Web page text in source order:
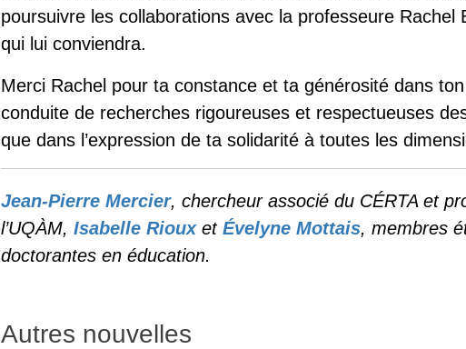
poursuivre les collaborations avec la professeure Rachel
qui lui conviendra.
Merci Rachel pour ta constance et ta générosité dans
conduite de recherches rigoureuses et respectueuses
que dans l’expression de ta solidarité à toutes les
Jean-Pierre Mercier, chercheur associé du CÉRTA et
l’UQÀM, Isabelle Riouxet Évelyne Mottais, membres
doctorantes en éducation.
Autres nouvelles